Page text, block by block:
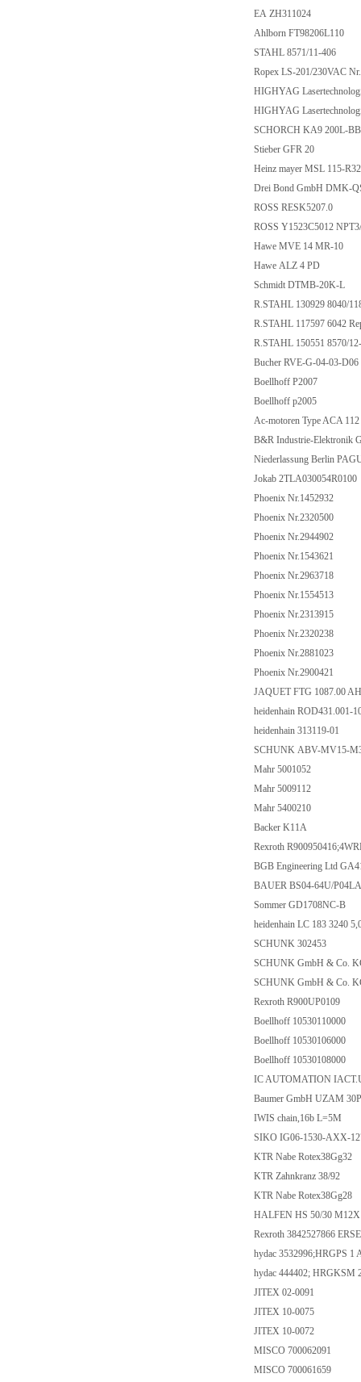
EA ZH311024
Ahlborn FT98206L110
STAHL 8571/11-406
Ropex LS-201/230VAC
HIGHYAG
HIGHYAG
SCHORCH KA9 200L-
Stieber GFR 20
Heinz mayer MSL 115-
Drei Bond GmbH DMK-
ROSS RESK5207.0
ROSS Y1523C5012
Hawe MVE 14 MR-10
Hawe ALZ 4 PD
Schmidt DTMB-20K-L
R.STAHL 130929 8040/
R.STAHL 117597 6042
R.STAHL 150551 8570/
Bucher RVE-G-04-03-
Boellhoff P2007
Boellhoff p2005
Ac-motoren Type ACA
B&R Industrie-Elektronik
Niederlassung Berlin
Jokab 2TLA030054R0100
Phoenix Nr.1452932
Phoenix Nr.2320500
Phoenix Nr.2944902
Phoenix Nr.1543621
Phoenix Nr.2963718
Phoenix Nr.1554513
Phoenix Nr.2313915
Phoenix Nr.2320238
Phoenix Nr.2881023
Phoenix Nr.2900421
JAQUET FTG 1087.00
heidenhain ROD431.001-
heidenhain 313119-01
SCHUNK ABV-MV15-
Mahr 5001052
Mahr 5009112
Mahr 5400210
Backer K11A
Rexroth
BGB Engineering Ltd
BAUER BS04-64U/
Sommer GD1708NC-B
heidenhain LC 183 3240
SCHUNK 302453
SCHUNK GmbH & Co.
SCHUNK GmbH & Co.
Rexroth R900UP0109
Boellhoff 10530110000
Boellhoff 10530106000
Boellhoff 10530108000
IC AUTOMATION
Baumer GmbH UZAM
IWIS chain,16b L=5M
SIKO IG06-1530-AXX-
KTR Nabe Rotex38Gg32
KTR Zahnkranz 38/92
KTR Nabe Rotex38Gg28
HALFEN HS 50/30
Rexroth 3842527866
hydac 3532996;HRGPS
hydac 444402; HRGKSM
JITEX 02-0091
JITEX 10-0075
JITEX 10-0072
MISCO 700062091
MISCO 700061659